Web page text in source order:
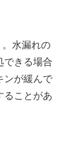
水漏れの
できる場合
ンが緩んで
ることがあ